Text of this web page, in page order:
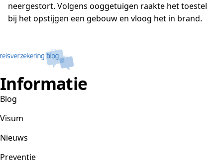
neergestort. Volgens ooggetuigen raakte het toestel
bij het opstijgen een gebouw en vloog het in brand.
Informatie
Blog
Visum
Nieuws
Preventie